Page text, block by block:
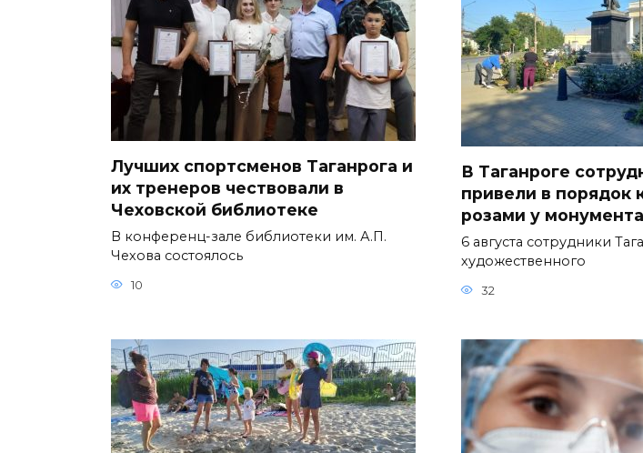
Лучших спортсменов Таганрога и
их тренеров чествовали в
Чеховской библиотеке
В конференц-зале библиотеки им. А.П.
Чехова состоялось
10
В Таганроге
привели в порядок
розами у
6 августа сотрудники
художественного
32